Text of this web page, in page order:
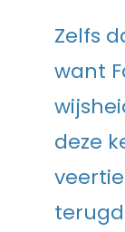
Zelfs
want
deze